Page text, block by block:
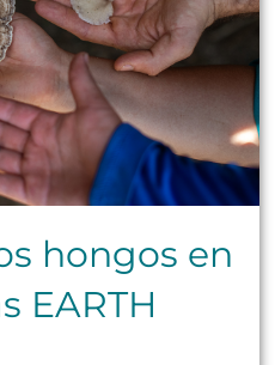
hongos en
EARTH